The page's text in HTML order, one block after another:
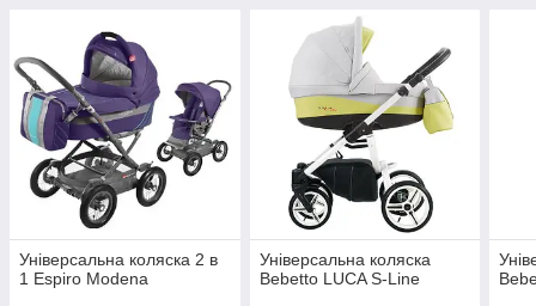
Універсальна коляска 2 в
1 Espiro Modena
Універсальна коляска
Bebetto LUCA S-Line